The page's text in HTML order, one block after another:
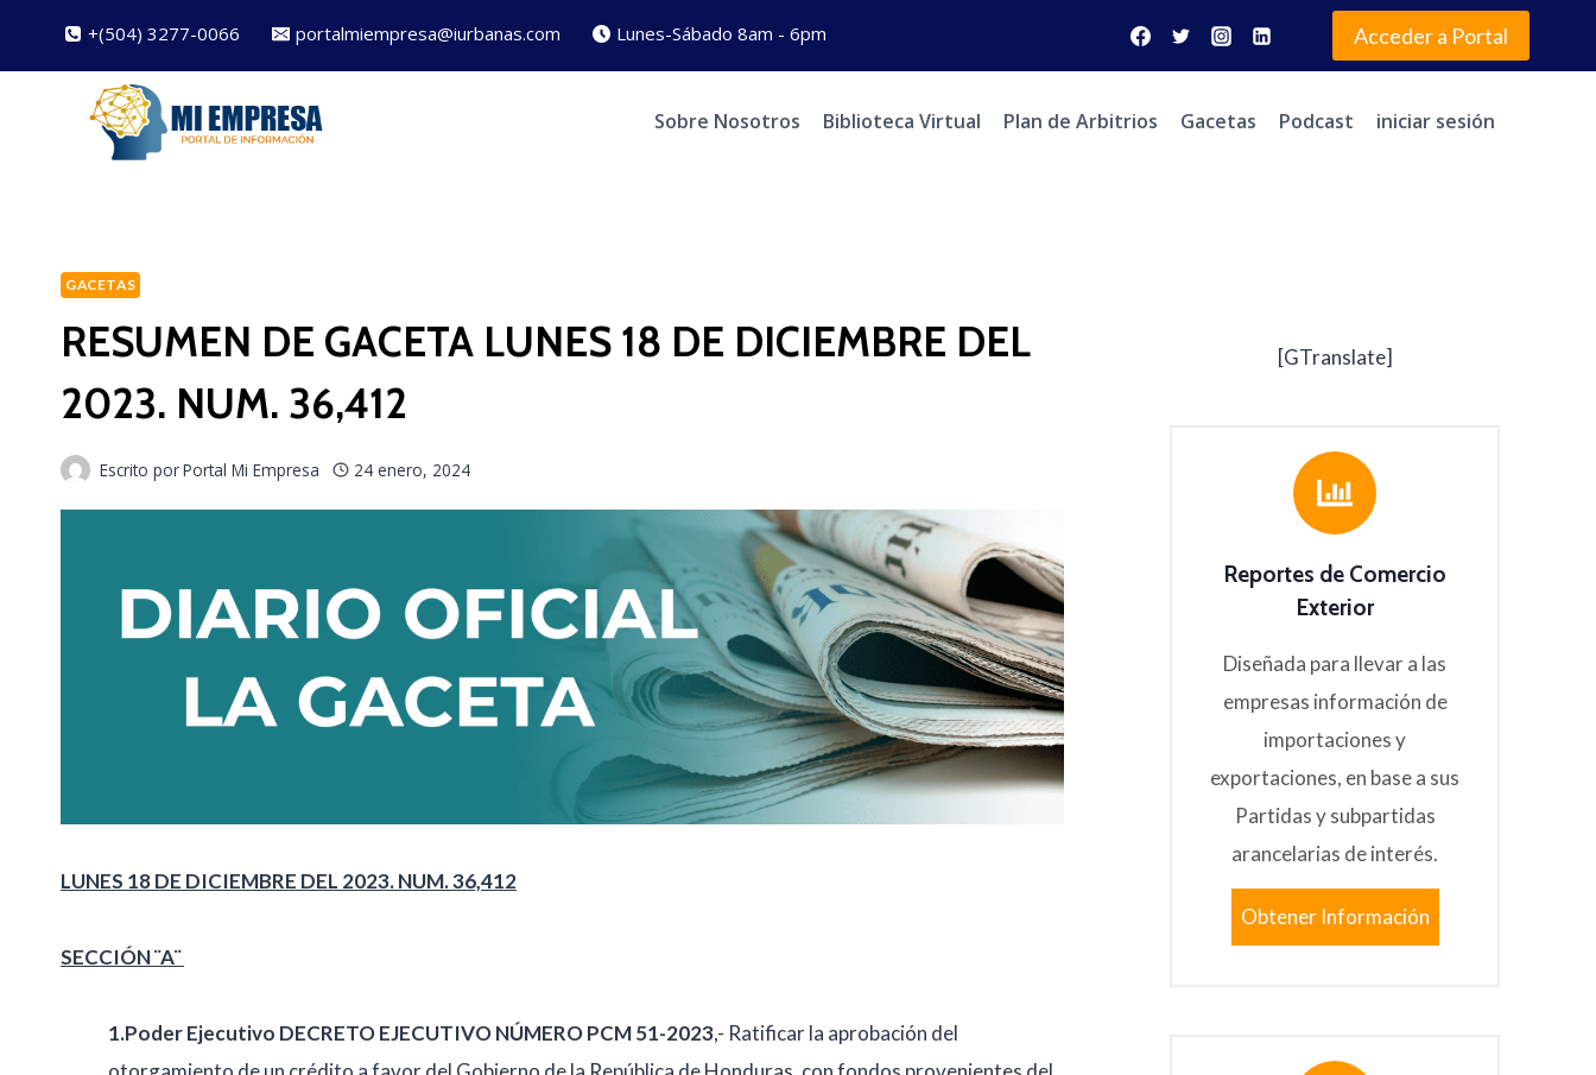
+(504) 3277-0066 portalmiempresa@iurbanas.com Lunes-Sábado 8am - 6pm Acceder a Portal
Sobre Nosotros Biblioteca Virtual Plan de Arbitrios Gacetas Podcast iniciar sesión
GACETAS
RESUMEN DE GACETA LUNES 18 DE DICIEMBRE DEL
2023. NUM. 36,412
Escrito porPortal Mi Empresa 24 enero, 2024
LUNES 18 DE DICIEMBRE DEL 2023. NUM. 36,412
SECCIÓN ¨A¨
1.Poder Ejecutivo DECRETO EJECUTIVO NÚMERO PCM 51-2023,- Ratificar la aprobación del
[GTranslate]
Reportes de Comercio
Exterior
Diseñada para llevar a las
empresas información de
importaciones y
exportaciones, en base a sus
Partidas y subpartidas
arancelarias de interés.
Obtener Información